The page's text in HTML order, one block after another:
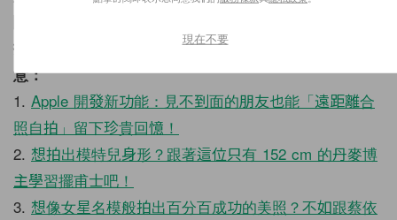
扣優惠！除了這篇外，最近還有以下的報導值得你留
意：
1. Apple 開發新功能：見不到面的朋友也能「遠距離合
照自拍」留下珍貴回憶！
2. 想拍出模特兒身形？跟著這位只有 152 cm 的丹麥博
主學習擺甫士吧！
3. 想像女星名模般拍出百分百成功的美照？不如跟蔡依
現在不要